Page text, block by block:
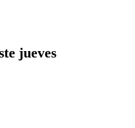
jueves